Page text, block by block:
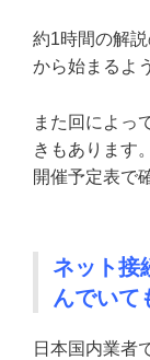
約1時間の解
から始まるよ
また回によっ
きもあります
開催予定表で
ネット接
んでいて
日本国内業者